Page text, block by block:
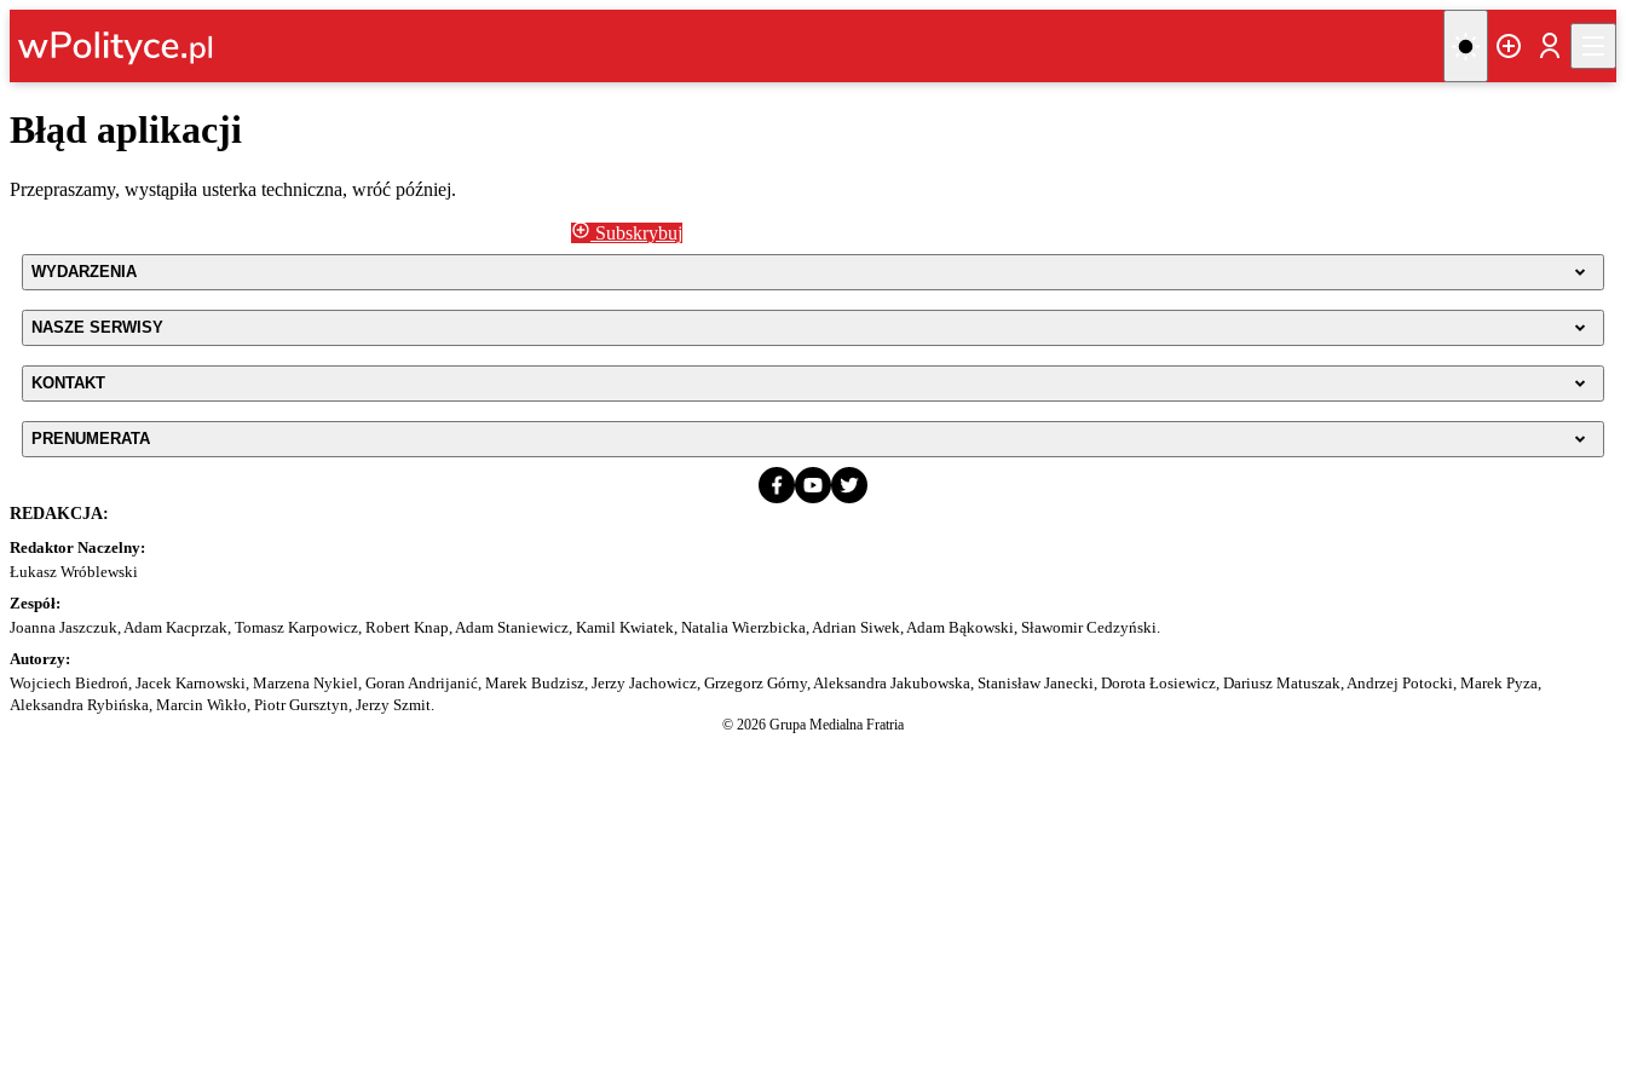
Błąd aplikacji
Przepraszamy, wystąpiła usterka techniczna, wróć później.
Subskrybuj
WYDARZENIA
NASZE SERWISY
KONTAKT
PRENUMERATA
REDAKCJA:
Redaktor Naczelny:
Łukasz Wróblewski
Zespół:
Joanna Jaszczuk, Adam Kacprzak, Tomasz Karpowicz, Robert Knap, Adam Staniewicz, Kamil Kwiatek, Natalia Wierzbicka, Adrian Siwek, Adam Bąkowski, Sławomir Cedzyński.
Autorzy:
Wojciech Biedroń, Jacek Karnowski, Marzena Nykiel, Goran Andrijanić, Marek Budzisz, Jerzy Jachowicz, Grzegorz Górny, Aleksandra Jakubowska, Stanisław Janecki, Dorota Łosiewicz, Dariusz Matuszak, Andrzej Potocki, Marek Pyza,
Aleksandra Rybińska, Marcin Wikło, Piotr Gursztyn, Jerzy Szmit.
© 2026 Grupa Medialna Fratria